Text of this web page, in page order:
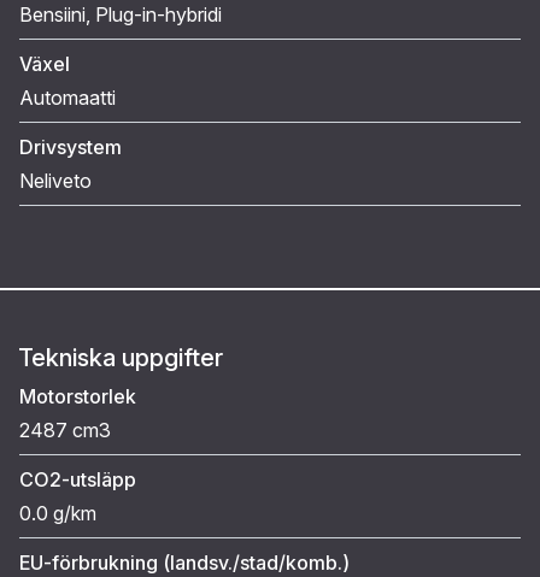
Bensiini , Plug-in-hybridi
Växel
Automaatti
Drivsystem
Neliveto
Tekniska uppgifter
Motorstorlek
2487 cm3
CO2-utsläpp
0.0 g/km
EU-förbrukning (landsv./stad/komb.)